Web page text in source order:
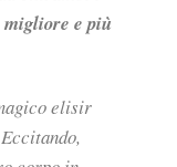
migliore e più
elisir